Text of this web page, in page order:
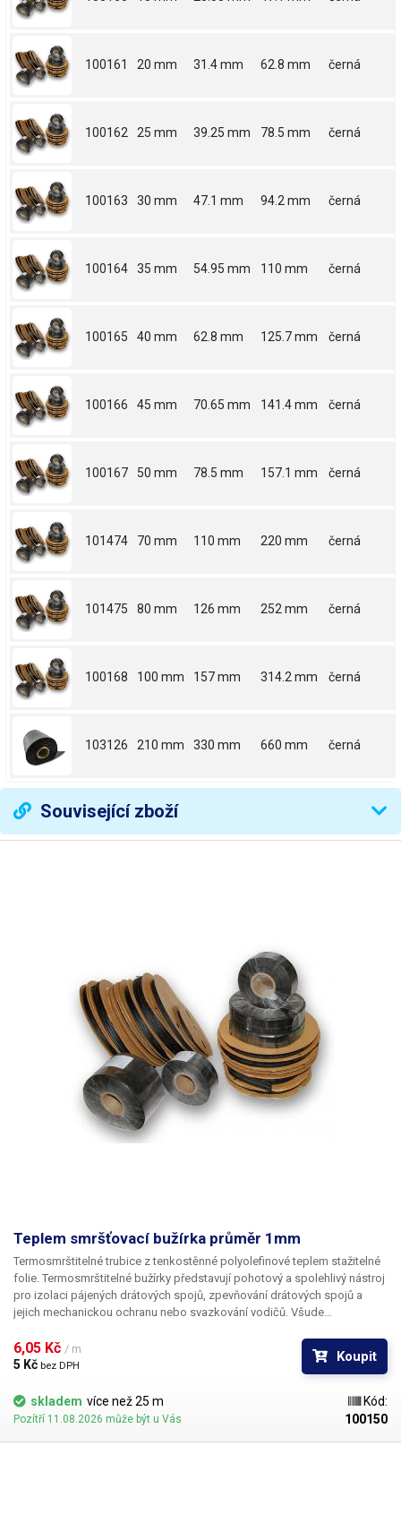
100161 20 mm 31.4 mm 62.8 mm černá
100162 25 mm 39.25 mm 78.5 mm černá
100163 30 mm 47.1 mm 94.2 mm černá
100164 35 mm 54.95 mm 110 mm černá
100165 40 mm 62.8 mm 125.7 mm černá
100166 45 mm 70.65 mm 141.4 mm černá
100167 50 mm 78.5 mm 157.1 mm černá
101474 70 mm 110 mm 220 mm černá
101475 80 mm 126 mm 252 mm černá
100168 100 mm 157 mm 314.2 mm černá
103126 210 mm 330 mm 660 mm černá
Související zboží
Teplem smršťovací bužírka průměr 1mm
Termosmrštitelné trubice z tenkostěnné polyolefinové teplem stažitelné
folie. Termosmrštitelné bužírky představují pohotový a spolehlivý nástroj
pro izolaci pájených drátových spojů, zpevňování drátových spojů a
jejich mechanickou ochranu nebo svazkování vodičů. Všude
elektrikářská izolační páska je nyní možné nasadit teplem smrštitelné
fólie.
6,05 Kč / m
5 Kč bez DPH
Koupit
skladem více než 25 m
Pozítří 11.08.2026 může být u Vás
Kód:
100150